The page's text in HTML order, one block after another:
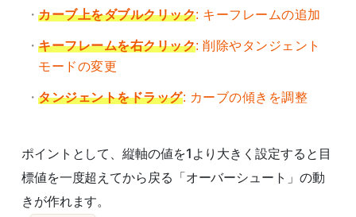
カーブ上をダブルクリック: キーフレームの追加
キーフレームを右クリック: 削除やタンジェント
モードの変更
タンジェントをドラッグ: カーブの傾きを調整
ポイントとして、縦軸の値を1より大きく設定すると目
標値を一度超えてから戻る「オーバーシュート」の動
きが作れます。